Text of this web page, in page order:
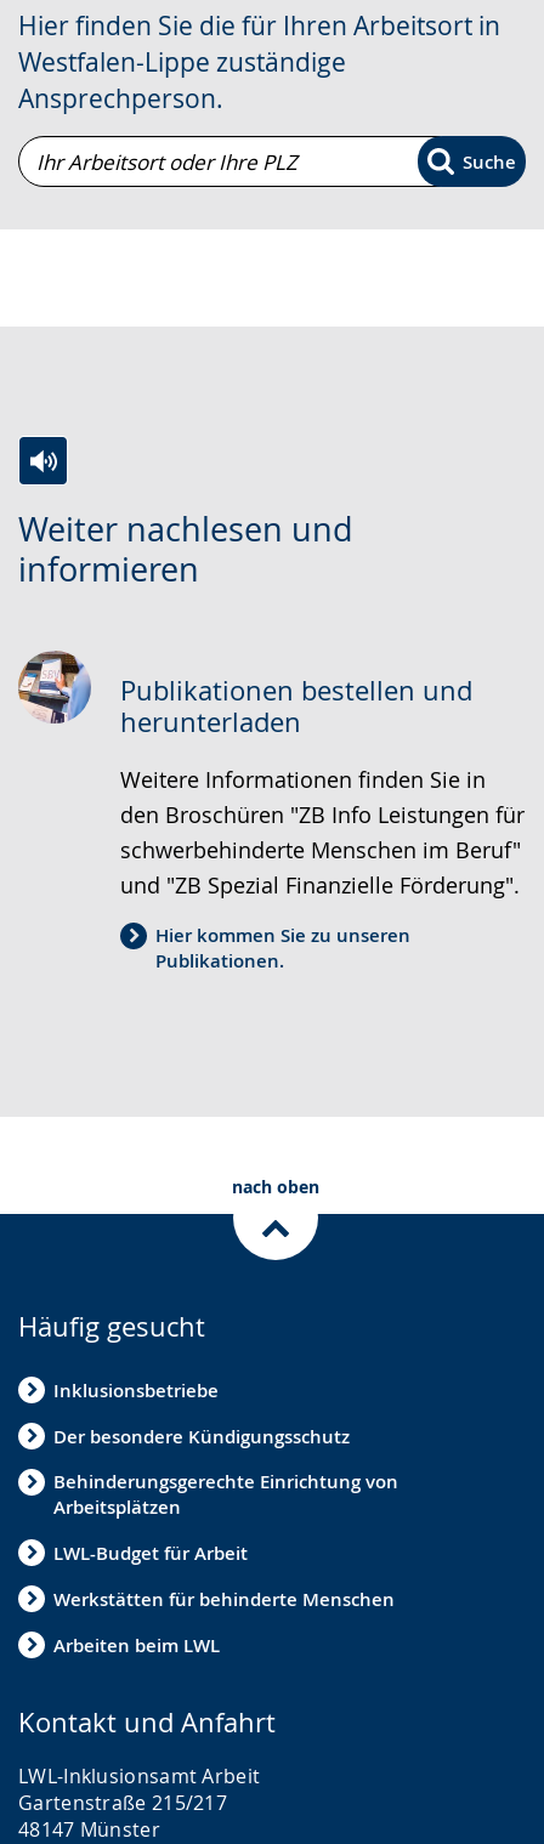
wechseln.
Deutscher
Gebärdensprache
wird
angezeigt.
Hier finden Sie die für Ihren Arbeitsort in
Westfalen-Lippe zuständige
Ansprechperson.
Ihr
Arbeitsort
Suche
Weiter nachlesen und
informieren
Leichten
Sprache
Audio-
Unterstützung.
Video
in
wird
angezeigt.
Publikationen bestellen und
herunterladen
Weitere Informationen finden Sie in
den Broschüren "ZB Info Leistungen für
schwerbehinderte Menschen im Beruf"
und "ZB Spezial Finanzielle Förderung".
Hier kommen Sie zu unseren
Publikationen.
nach oben
Häufig gesucht
Inklusionsbetriebe
Der besondere Kündigungsschutz
Behinderungsgerechte Einrichtung von
Arbeitsplätzen
LWL-Budget für Arbeit
Werkstätten für behinderte Menschen
Arbeiten beim LWL
Kontakt und Anfahrt
LWL-Inklusionsamt Arbeit
Gartenstraße 215/217
48147 Münster